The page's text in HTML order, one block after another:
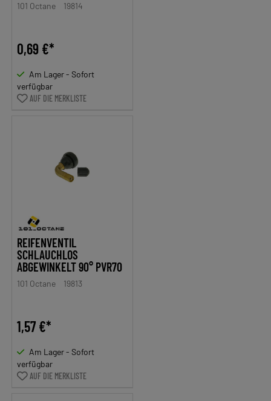
101 Octane 19814
0,69 €*
Am Lager - Sofort
verfügbar
AUF DIE MERKLISTE
REIFENVENTIL
SCHLAUCHLOS
ABGEWINKELT 90° PVR70
101 Octane 19813
1,57 €*
Am Lager - Sofort
verfügbar
AUF DIE MERKLISTE